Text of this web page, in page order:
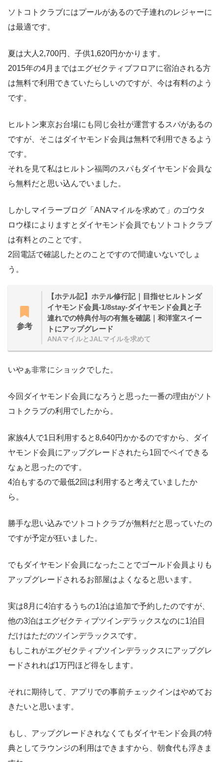
ソトコトクラブにはプールがあるので子連れのレジャーに
は最適です。
夏は大人2,700円、子供1,620円かかります。
2015年の4月まではエグゼクティブフロアに宿泊される方
は無料で利用できていたらしいのですが、今は有料のよう
です。
ヒルトン東京お台場にも同じ会社が運営するスパがあるの
ですが、そこはダイヤモンド会員は無料で利用できるよう
です。
それを見て私はヒルトン福岡のスパもダイヤモンド会員な
ら無料だと思い込んでいました。
しかしマイラーブログ「ANAマイルを求めて」のゴウタ
ロウ様によりますとダイヤモンド会員でもソトコトクラブ
は有料とのことです。
2回電話で確認したとのことですので間違いないでしょ
う。
参考
【ホテル記】ホテル修行記｜目指せヒルトンダ
イヤモンド会員-1/8stay-ダイヤモンド会員と子
連れでの特典付与の有無を確認｜和洋室スイー
トにアップグレード
ANAマイルとJALマイルを求めて
いやぁ非常にショックでした。
今回ダイヤモンド会員になろうと思った一番の理由がソト
コトクラブの利用でしたから。
家族4人で1日利用すると8,640円かかるのですから、ダイ
ヤモンド会員にアップグレードされたら1回でペイできる
なぁと思ったのです。
4泊もするので最低2回は利用すると考えていましたか
ら。
勝手な思い込みでソトコトクラブが無料だと思っていたの
ですが予定が狂いました。
でもダイヤモンド会員になったことでゴールド会員よりも
アップグレードされるお部屋はよくなると思います。
実は8月に4泊するうちの1泊は追加で予約したのですが、
他の3泊はエグゼクティブツインデラックスなのに1泊目
だけはただのツインデラックスです。
もしこれがエグゼクティブツインデラックスにアップグレ
ードされれば1万円ほど得をします。
それに期待して、アプリでの事前チェックインはやめてお
きたいと思います。
もし、アップグレードされなくてもダイヤモンド会員の特
典としてラウンジの利用はできますから、朝食代も浮きま